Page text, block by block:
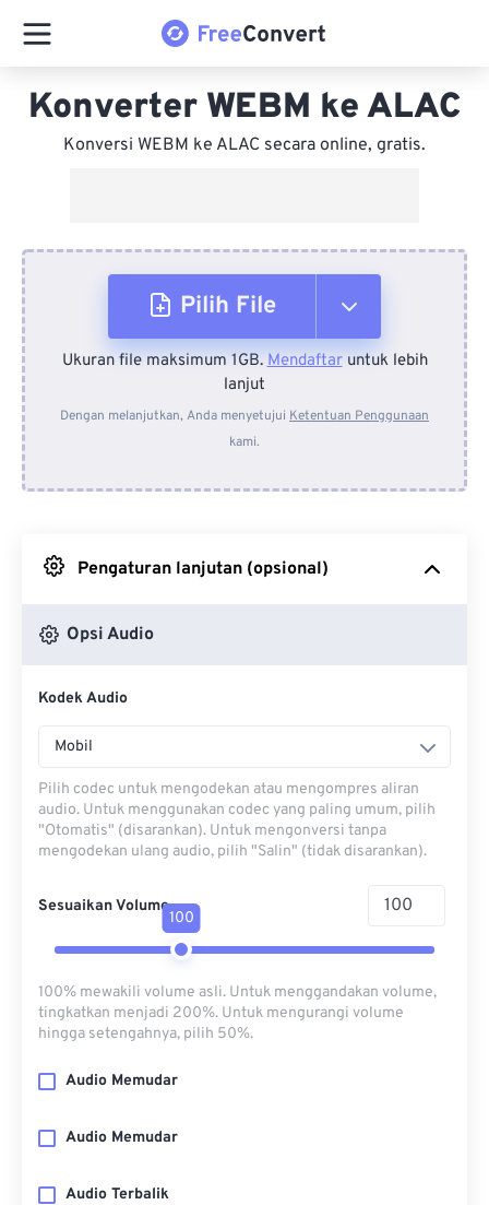
Konverter WEBM ke ALAC
Konversi WEBM ke ALAC secara online, gratis.
Pilih File
Dari Perangkat
Dari Dropbox
Ukuran file maksimum 1GB.Mendaftaruntuk lebih
lanjut
Dengan melanjutkan, Anda menyetujui Ketentuan Penggunaan
kami.
Pengaturan lanjutan (opsional)
Opsi Audio
Kodek Audio
Mobil
Pilih codec untuk mengodekan atau mengompres aliran
audio. Untuk menggunakan codec yang paling umum, pilih
"Otomatis" (disarankan). Untuk mengonversi tanpa
mengodekan ulang audio, pilih "Salin" (tidak disarankan).
Sesuaikan Volume
100
100% mewakili volume asli. Untuk menggandakan volume,
tingkatkan menjadi 200%. Untuk mengurangi volume
hingga setengahnya, pilih 50%.
Audio Memudar
Audio Memudar
Audio Terbalik